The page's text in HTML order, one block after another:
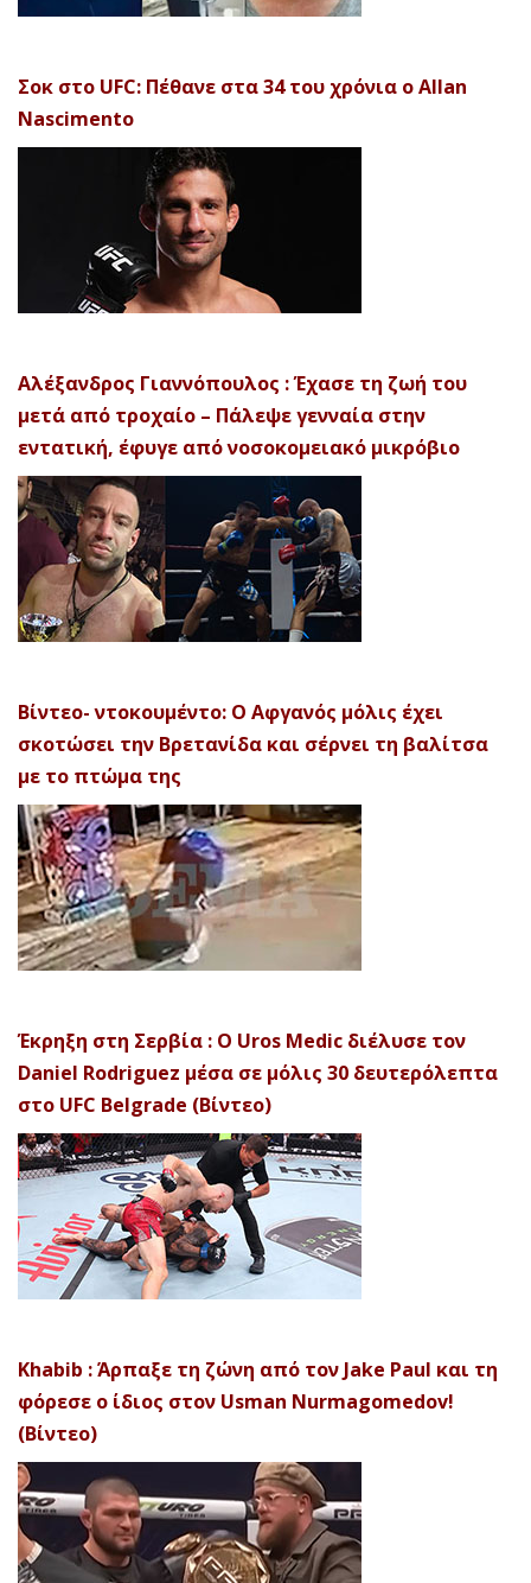
Σοκ στο UFC: Πέθανε στα 34 του χρόνια ο Allan
Nascimento
Αλέξανδρος Γιαννόπουλος : Έχασε τη ζωή του
μετά από τροχαίο – Πάλεψε γενναία στην
εντατική, έφυγε από νοσοκομειακό μικρόβιο
Βίντεο- ντοκουμέντο: Ο Αφγανός μόλις έχει
σκοτώσει την Βρετανίδα και σέρνει τη βαλίτσα
με το πτώμα της
Έκρηξη στη Σερβία : Ο Uros Medic διέλυσε τον
Daniel Rodriguez μέσα σε μόλις 30 δευτερόλεπτα
στο UFC Belgrade (Βίντεο)
Khabib : Άρπαξε τη ζώνη από τον Jake Paul και τη
φόρεσε ο ίδιος στον Usman Nurmagomedov!
(Βίντεο)